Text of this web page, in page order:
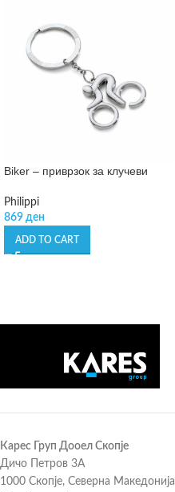
Biker – приврзок за клучеви
Philippi
869 ден
ADD TO CART
Карес Груп Дооел Скопје
Дичо Петров 3А
1000 Скопје, Северна Македонија